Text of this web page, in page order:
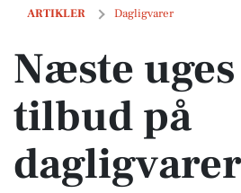
ARTIKLER Dagligvarer
Næste uges lokale tilbud på
Næste
tilbud på
dagligvarer